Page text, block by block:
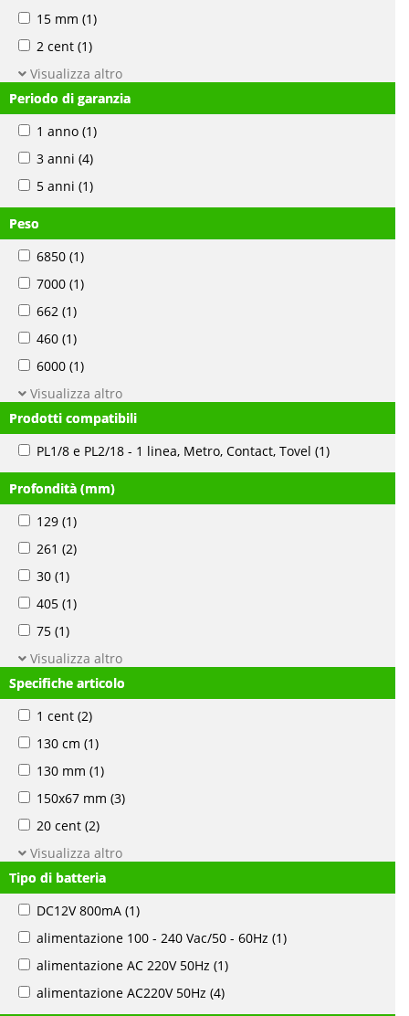
15 mm (1)
2 cent (1)
Visualizza altro
Periodo di garanzia
1 anno (1)
3 anni (4)
5 anni (1)
Peso
6850 (1)
7000 (1)
662 (1)
460 (1)
6000 (1)
Visualizza altro
Prodotti compatibili
PL1/8 e PL2/18 - 1 linea, Metro, Contact, Tovel (1)
Profondità (mm)
129 (1)
261 (2)
30 (1)
405 (1)
75 (1)
Visualizza altro
Specifiche articolo
1 cent (2)
130 cm (1)
130 mm (1)
150x67 mm (3)
20 cent (2)
Visualizza altro
Tipo di batteria
DC12V 800mA (1)
alimentazione 100 - 240 Vac/50 - 60Hz (1)
alimentazione AC 220V 50Hz (1)
alimentazione AC220V 50Hz (4)